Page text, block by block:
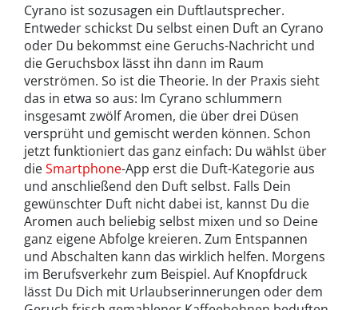
Cyrano ist sozusagen ein Duftlautsprecher.
Entweder schickst Du selbst einen Duft an Cyrano
oder Du bekommst eine Geruchs-Nachricht und
die Geruchsbox lässt ihn dann im Raum
verströmen. So ist die Theorie. In der Praxis sieht
das in etwa so aus: Im Cyrano schlummern
insgesamt zwölf Aromen, die über drei Düsen
versprüht und gemischt werden können. Schon
jetzt funktioniert das ganz einfach: Du wählst über
dieSmartphone-App erst die Duft-Kategorie aus
und anschließend den Duft selbst. Falls Dein
gewünschter Duft nicht dabei ist, kannst Du die
Aromen auch beliebig selbst mixen und so Deine
ganz eigene Abfolge kreieren. Zum Entspannen
und Abschalten kann das wirklich helfen. Morgens
im Berufsverkehr zum Beispiel. Auf Knopfdruck
lässt Du Dich mit Urlaubserinnerungen oder dem